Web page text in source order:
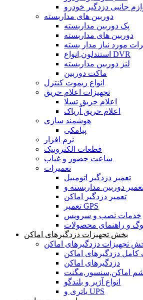
جانبی دزدگیر خودرو
دوربین های مداربسته
پک دوربین مداربسته
دوربین های مداربسته
مورد نیاز مدار بسته
استندلون,انواع DVR
لنز دوربین مداربسته
ماکت دوربین
انواع ریموت کنترل
تجهیزات اعلام حریق
اعلام حریق تسلا
اعلام حریق آریاک
هوشمند سازی
پیامکی
نرم افزار
قطعات الکترونیک
ساعت حضور و غیاب
تعمیرات
تعمیر دزدگیر اتومبیل
تعمیر دزدگیر اماکن
تعمیر GPS
خدمات نصب و سرویس
و راهنمای محصولات
بخش تجهیزات دزدگیرهای اماکن
تجهیزات دزدگیرهای اماکن
کامل دزدگیرهای اماکن
دزدگیرهای اماکن
اماکن,سنسور,مگنت
انواع آژیر و بلندگو
باتری و UPS